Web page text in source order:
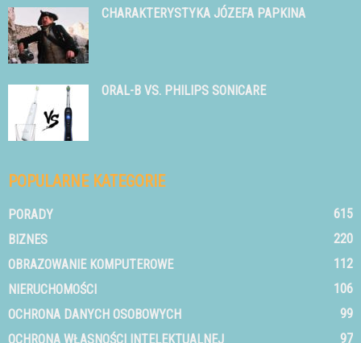
CHARAKTERYSTYKA JÓZEFA PAPKINA
ORAL-B VS. PHILIPS SONICARE
POPULARNE KATEGORIE
PORADY
615
BIZNES
220
OBRAZOWANIE KOMPUTEROWE
112
NIERUCHOMOŚCI
106
OCHRONA DANYCH OSOBOWYCH
99
OCHRONA WŁASNOŚCI INTELEKTUALNEJ
97